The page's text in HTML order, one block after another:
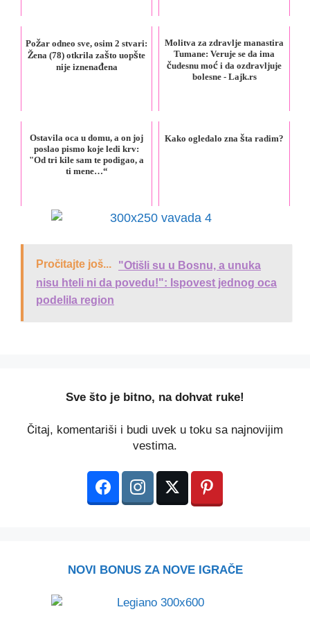
Požar odneo sve, osim 2 stvari:
Žena (78) otkrila zašto uopšte
nije iznenađena
Molitva za zdravlje manastira
Tumane: Veruje se da ima
čudesnu moć i da ozdravljuje
bolesne - Lajk.rs
Ostavila oca u domu, a on joj
poslao pismo koje ledi krv:
"Od tri kile sam te podigao, a
ti mene…“
Kako ogledalo zna šta radim?
Pročitajte još...
"Otišli su u Bosnu, a unuka
nisu hteli ni da povedu!": Ispovest jednog oca
podelila region
️Sve što je bitno, na dohvat ruke!
Čitaj, komentariši i budi uvek u toku sa najnovijim
vestima.
NOVI BONUS ZA NOVE IGRAČE